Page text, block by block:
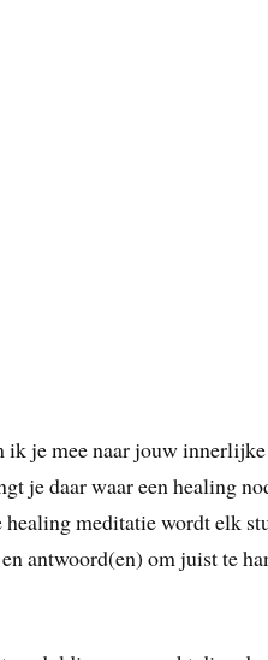
ik je mee naar jouw
je daar waar een healing
meditatie wordt elk
antwoord(en) om juist te